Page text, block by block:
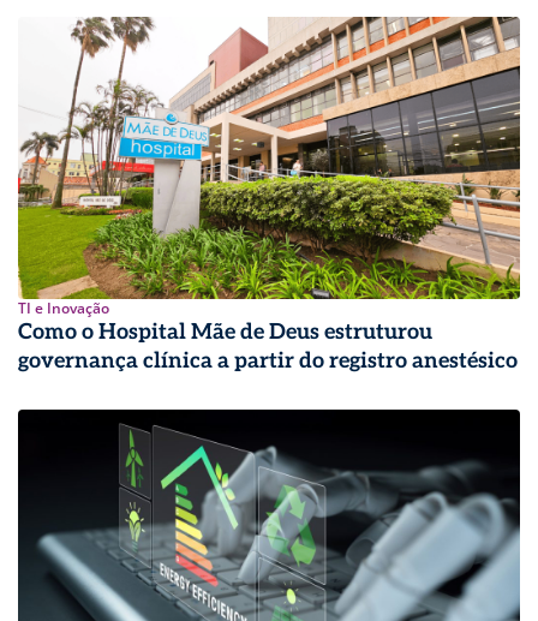
TI e Inovação
Como o Hospital Mãe de Deus estruturou
governança clínica a partir do registro anestésico